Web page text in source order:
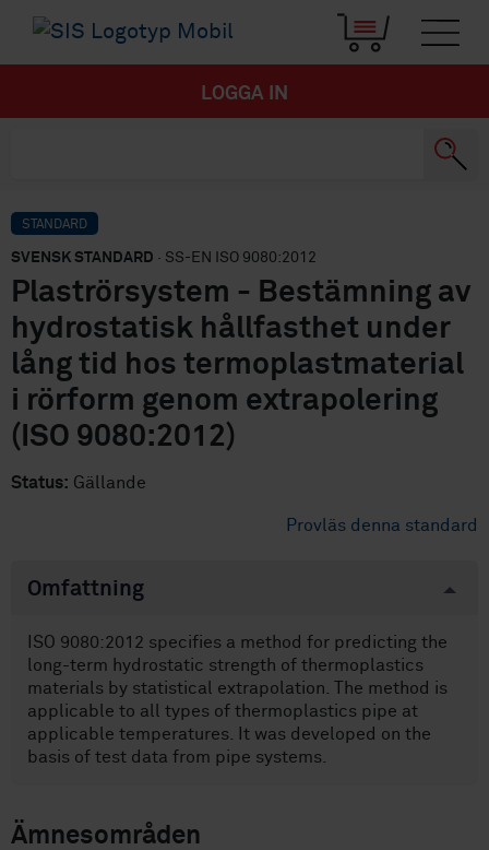
LOGGA IN
STANDARD
SVENSK STANDARD · SS-EN ISO 9080:2012
Plaströrsystem - Bestämning av
hydrostatisk hållfasthet under
lång tid hos termoplastmaterial
i rörform genom extrapolering
(ISO 9080:2012)
Status: Gällande
Provläs denna standard
Omfattning
ISO 9080:2012 specifies a method for predicting the
long-term hydrostatic strength of thermoplastics
materials by statistical extrapolation. The method is
applicable to all types of thermoplastics pipe at
applicable temperatures. It was developed on the
basis of test data from pipe systems.
Ämnesområden